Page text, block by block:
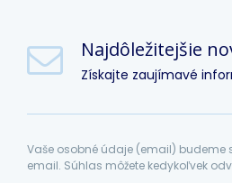
Najdôležitejšie
Získajte zaujímavé
Vaše osobné údaje (email)
email. Súhlas môžete kedykoľvek